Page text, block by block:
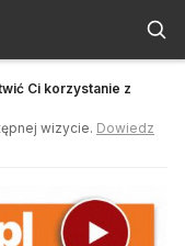
Ci korzystanie z
wizycie. Dowiedz